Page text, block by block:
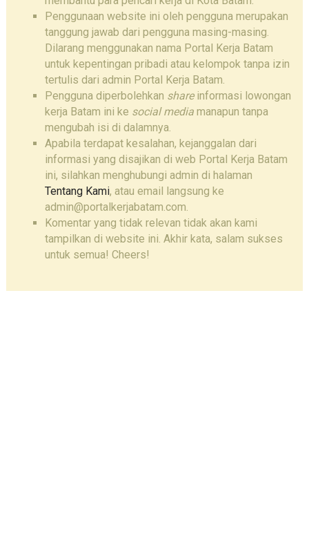
Penggunaan website ini oleh pengguna merupakan
tanggung jawab dari pengguna masing-masing.
Dilarang menggunakan nama Portal Kerja Batam
untuk kepentingan pribadi atau kelompok tanpa izin
tertulis dari admin Portal Kerja Batam.
Pengguna diperbolehkan shareinformasi lowongan
kerja Batam ini ke social mediamanapun tanpa
mengubah isi di dalamnya.
Apabila terdapat kesalahan, kejanggalan dari
informasi yang disajikan di web Portal Kerja Batam
ini, silahkan menghubungi admin di halaman
Tentang Kami, atau email langsung ke
admin@portalkerjabatam.com.
Komentar yang tidak relevan tidak akan kami
tampilkan di website ini. Akhir kata, salam sukses
untuk semua! Cheers!